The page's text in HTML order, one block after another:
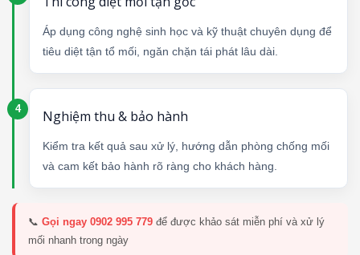
Áp dụng công nghệ sinh học và kỹ thuật chuyên dụng để
tiêu diệt tận tổ mối, ngăn chặn tái phát lâu dài.
Nghiệm thu & bảo hành
Kiểm tra kết quả sau xử lý, hướng dẫn phòng chống mối
và cam kết bảo hành rõ ràng cho khách hàng.
📞 Gọi ngay 0902 995 779 để được khảo sát miễn phí và xử lý
mối nhanh trong ngày